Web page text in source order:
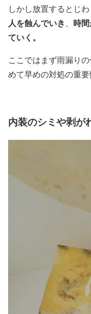
しかし放置するとじわ
人を蝕んでいき
時
ていく。
ここではまず雨漏り
めて早めの対処の重要
内装のシミや剥が